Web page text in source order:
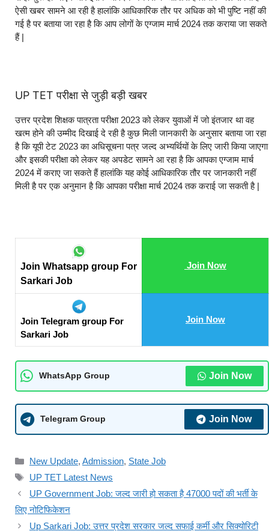
ऐसी खबर सामने आ रही है हालांकि आधिकारिक तौर पर अधिक को भी पुष्टि नहीं की
गई है पर बताया जा रहा है कि आप लोगों के एग्जाम मार्च 2024 तक कराया जा सकते
हैं |
UP TET परीक्षा से जुड़ी बड़ी खबर
उत्तर प्रदेश शिक्षक पात्रता परीक्षा 2023 को लेकर युवाओं में जो इंतजार था वह
खत्म होने की उम्मीद दिखाई दे रही है कुछ मिली जानकारी के अनुसार बताया जा रहा
है कि यूपी टेट 2023 का अधिसूचना पत्र जल्द अभ्यर्थियों के लिए जारी किया जाएगा
और इसकी परीक्षा को लेकर यह अपडेट सामने आ रहा है कि आपका एग्जाम मार्च
2024 में कराए जा सकते हैं हालांकि यह कोई आधिकारिक तौर पर जानकारी नहीं
मिली है पर एक अनुमान है कि आपका परीक्षा मार्च 2024 तक कराई जा सकती है |
Join Whatsapp group For
Sarkari Job
Join Now
Join Telegram group For
Sarkari Job
Join Now
WhatsApp Group Join Now
Telegram Group Join Now
New Update, Admission, State Job
UP TET Latest News
UP Government Job: जल्द जारी हो सकता है 47000 पदों की भर्ती के
लिए नोटिफिकेशन
Up Sarkari Job: उत्तर प्रदेश सरकार जल्द सफाई कर्मी और सिक्योरिटी